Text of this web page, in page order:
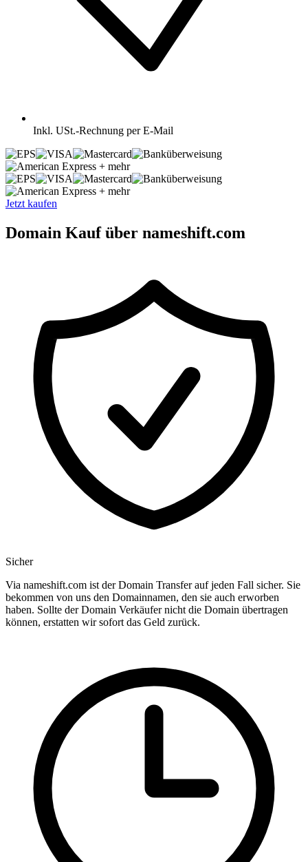
Inkl. USt.-Rechnung per E-Mail
+ mehr
+ mehr
Jetzt kaufen
Domain Kauf über nameshift.com
Sicher
Via nameshift.com ist der Domain Transfer auf jeden Fall sicher. Sie
bekommen von uns den Domainnamen, den sie auch erworben
haben. Sollte der Domain Verkäufer nicht die Domain übertragen
können, erstatten wir sofort das Geld zurück.